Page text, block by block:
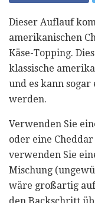
Dieser Auflauf
amerikanischen
Käse-Topping.
klassische
und es kann
werden.
Verwenden Sie
oder eine
verwenden Sie
Mischung
wäre großartig